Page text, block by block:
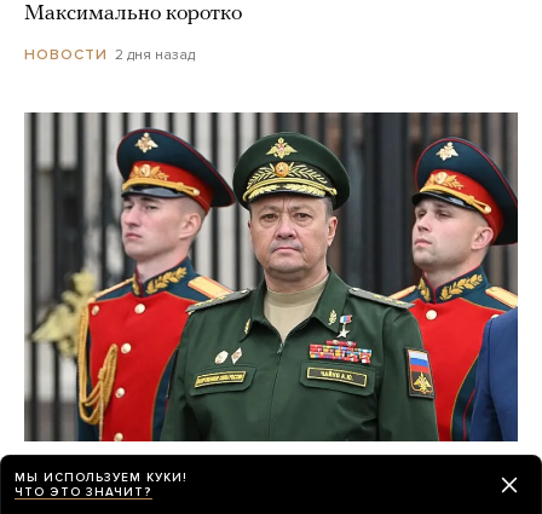
Максимально коротко
НОВОСТИ 2 дня назад
После предполагаемого покушения
на главкома ВКС Александра Чайко
МЫ ИСПОЛЬЗУЕМ КУКИ!
ЧТО ЭТО ЗНАЧИТ?